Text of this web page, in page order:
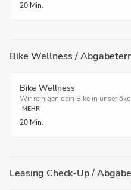
20 Min.
Bike Wellness /
Bike Wellness
Wir reinigen dein Bike in unser
MEHR
20 Min.
Leasing Check-Up /